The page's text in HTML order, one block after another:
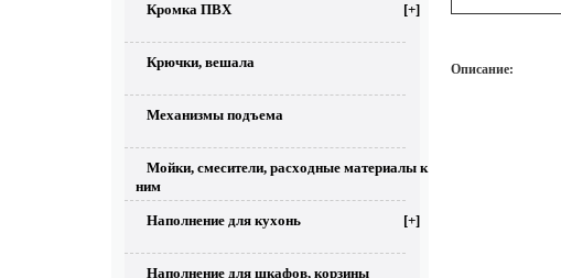
Кромка ПВХ [+]
Крючки, вешала
Механизмы подъема
Мойки, смесители, расходные материалы к
ним
Наполнение для кухонь [+]
Наполнение для шкафов, корзины
Описание: